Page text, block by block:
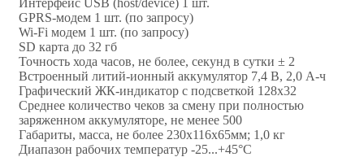
GPRS-модем 1 шт. (по запросу)
Wi-Fi модем 1 шт. (по запросу)
SD карта до 32 гб
Точность хода часов, не более, секунд в сутки ± 2
Встроенный литий-ионный аккумулятор 7,4 В, 2,0 А-ч
Графический ЖК-индикатор с подсветкой 128х32
Среднее количество чеков за смену при полностью
заряженном аккумуляторе, не менее 500
Габариты, масса, не более 230х116х65мм; 1,0 кг
Диапазон рабочих температур -25...+45°С